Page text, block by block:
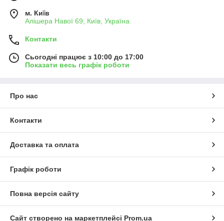
м. Київ
Алішера Навої 69, Київ, Україна
Контакти
Сьогодні працює з 10:00 до 17:00
Показати весь графік роботи
Про нас
Контакти
Доставка та оплата
Графік роботи
Повна версія сайту
Сайт створено на маркетплейсі Prom.ua